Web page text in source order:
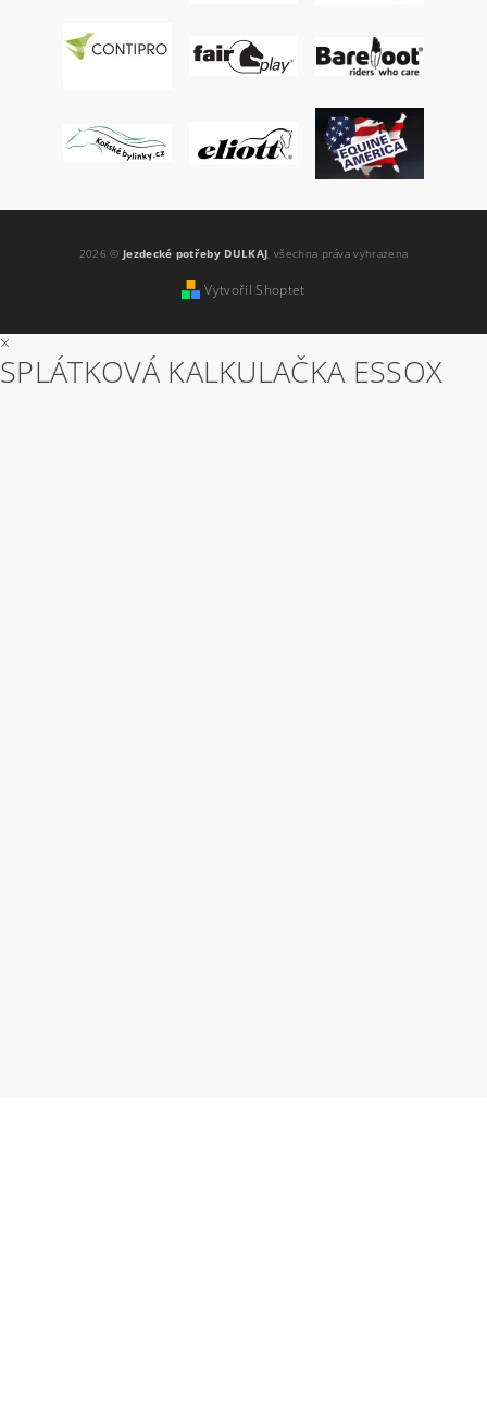
2026 © Jezdecké potřeby DULKAJ , všechna práva vyhrazena
Vytvořil Shoptet
×
SPLÁTKOVÁ KALKULAČKA ESSOX